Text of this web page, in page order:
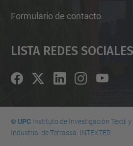
Formulario de contacto
Lista Redes Sociales
© UPCInstituto de Investigación Textil y
Industrial de Terrassa. INTEXTER